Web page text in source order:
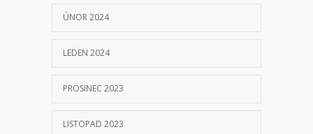
ÚNOR 2024
LEDEN 2024
PROSINEC 2023
LISTOPAD 2023